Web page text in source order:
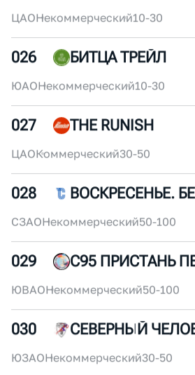
024 RUNLABCLUB
ЦАО Коммерческий 50-100
025 БЕГОИН
ЦАОНекоммерческий10-30
026 БИТЦА ТРЕЙЛ
ЮАО Некоммерческий10-30
027 THE RUNISH
ЦАОКоммерческий30-50
028 ВОСКРЕСЕНЬЕ. БЕГ
СЗАО Некоммерческий50-100
029